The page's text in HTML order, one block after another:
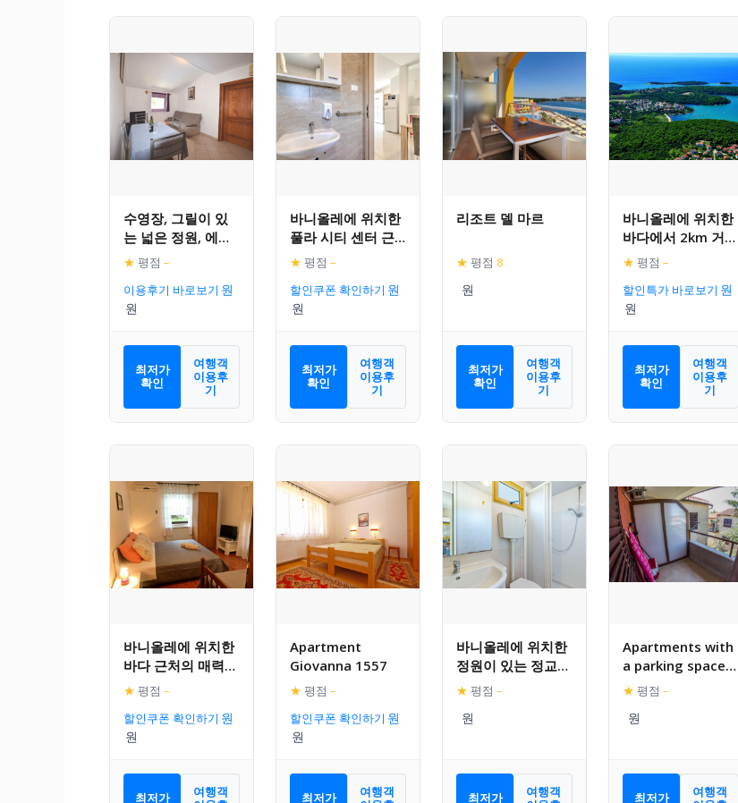
수영장, 그릴이 있
는 넓은 정원, 에어
컨, 와이파이가 있
는 홀리데이 홈의
아파트먼트
★ 평점 –
이용후기 바로보기
최저가
확인
여행객
이용후
기
바니올레에 위치한
풀라 시티 센터 근
처의 아늑한 홀리데
이 홈
★ 평점 –
할인쿠폰 확인하기
최저가
확인
여행객
이용후
기
리조트 델 마르
★ 평점 8
최저가
확인
여행객
이용후
기
바니올레에 위치한
바다에서 2km 거리
의 공용 수영장이
있는 편안한 아파트
먼트
★ 평점 –
할인특가 바로보기
최저가
확인
여행객
이용후
기
바니올레에 위치한
바다 근처의 매력적
인 아파트먼트
★ 평점 –
할인쿠폰 확인하기
최저가
여행객
Apartment
Giovanna 1557
★ 평점 –
할인쿠폰 확인하기
최저가
여행객
바니올레에 위치한
정원이 있는 정교한
모바일 홈
★ 평점 –
최저가
여행객
Apartments with
a parking space
Banjole, Pula –
17398
★ 평점 –
최저가
여행객